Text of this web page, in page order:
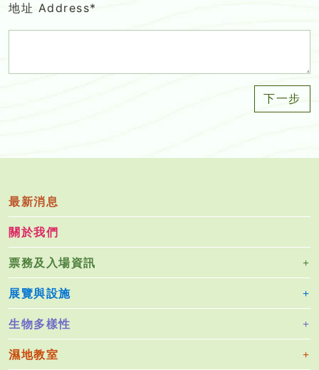
地址 Address*
下一步
最新消息
關於我們
票務及入場資訊
展覽與設施
生物多樣性
濕地教室